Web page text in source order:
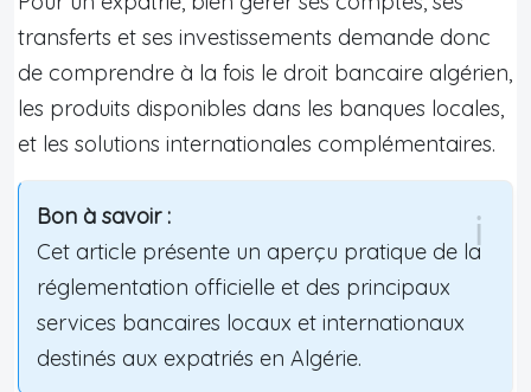
transferts et ses investissements demande donc
de comprendre à la fois le droit bancaire algérien,
les produits disponibles dans les banques locales,
et les solutions internationales complémentaires.
Bon à savoir :
Cet article présente un aperçu pratique de la
réglementation officielle et des principaux
services bancaires locaux et internationaux
destinés aux expatriés en Algérie.